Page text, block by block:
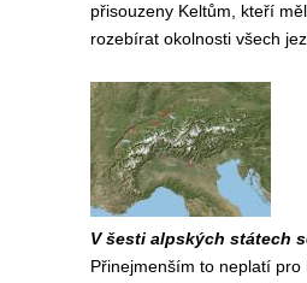
přisouzeny Keltům, kteří
rozebírat okolnosti všech
V šesti alpských státech
Přinejmenším to neplatí